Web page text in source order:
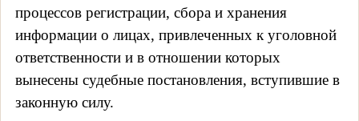
процессов регистрации, сбора и хранения
информации о лицах, привлеченных к уголовной
ответственности и в отношении которых
вынесены судебные постановления, вступившие в
законную силу.